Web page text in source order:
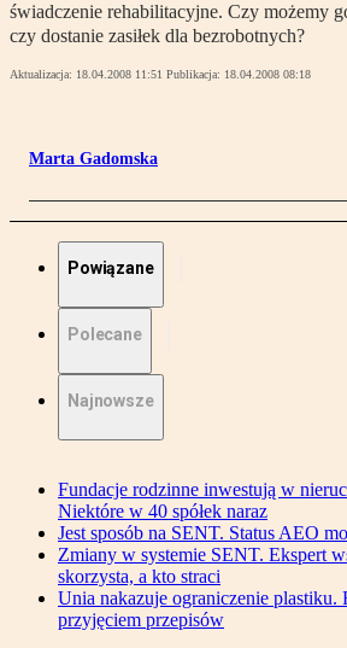
świadczenie rehabilitacyjne. Czy możemy
czy dostanie zasiłek dla bezrobotnych?
Aktualizacja: 18.04.2008 11:51 Publikacja: 18.04.2008 08:18
Marta Gadomska
Powiązane
Polecane
Najnowsze
Fundacje rodzinne inwestują w
Niektóre w 40 spółek naraz
Jest sposób na SENT. Status AEO
Zmiany w systemie SENT. Ekspert
skorzysta, a kto straci
Unia nakazuje ograniczenie plastiku.
przyjęciem przepisów